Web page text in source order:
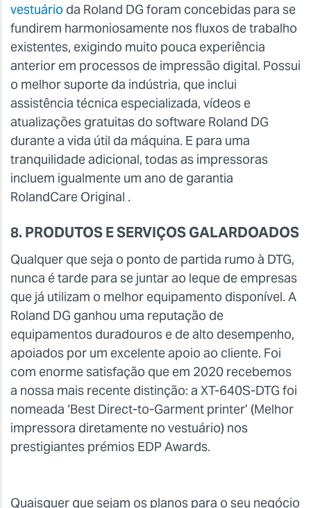
vestuário da Roland DG foram concebidas para se
fundirem harmoniosamente nos fluxos de trabalho
existentes, exigindo muito pouca experiência
anterior em processos de impressão digital. Possui
o melhor suporte da indústria, que inclui
assistência técnica especializada, vídeos e
atualizações gratuitas do software Roland DG
durante a vida útil da máquina. E para uma
tranquilidade adicional, todas as impressoras
incluem igualmente um ano de garantia
RolandCare Original .
8. PRODUTOS E SERVIÇOS GALARDOADOS
Qualquer que seja o ponto de partida rumo à DTG,
nunca é tarde para se juntar ao leque de empresas
que já utilizam o melhor equipamento disponível. A
Roland DG ganhou uma reputação de
equipamentos duradouros e de alto desempenho,
apoiados por um excelente apoio ao cliente. Foi
com enorme satisfação que em 2020 recebemos
a nossa mais recente distinção: a XT-640S-DTG foi
nomeada ‘Best Direct-to-Garment printer’ (Melhor
impressora diretamente no vestuário) nos
prestigiantes prémios EDP Awards.
Quaisquer que sejam os planos para o seu negócio